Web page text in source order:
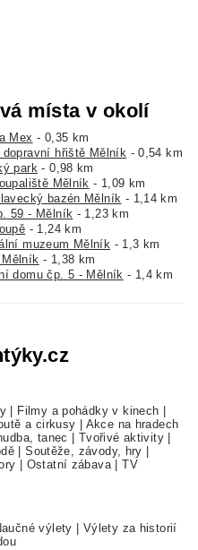
místa v okolí
Mex - 0,35 km
dopravní hřiště Mělník - 0,54 km
park - 0,98 km
Mělník - 1,09 km
bazén Mělník - 1,14 km
59 - Mělník - 1,23 km
- 1,24 km
muzeum Mělník - 1,3 km
- 1,38 km
domu čp. 5 - Mělník - 1,4 km
Filmy a pohádky v kinech
a cirkusy
Akce na hradech
tanec Tvořivé aktivity
|Soutěže, závody, hry
Ostatní zábava|TV
výlety
Výlety za historií